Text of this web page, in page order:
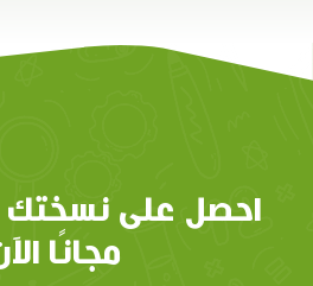
احصل على نسختك
مجانًا